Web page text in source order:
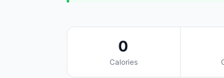
0
Calories